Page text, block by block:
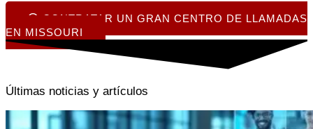
CONTRATAR UN GRAN CENTRO DE LLAMADAS
EN MISSOURI
Últimas noticias y artículos